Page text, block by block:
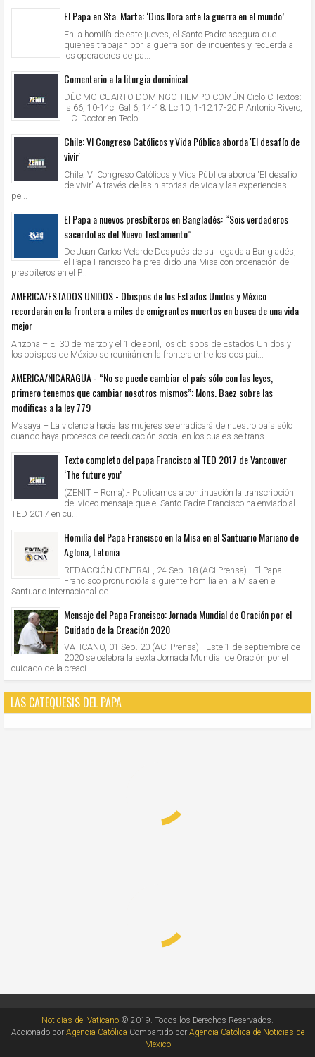
El Papa en Sta. Marta: ‘Dios llora ante la guerra en el mundo’
En la homilía de este jueves, el Santo Padre asegura que
quienes trabajan por la guerra son delincuentes y recuerda a
los operadores de pa...
Comentario a la liturgia dominical
DÉCIMO CUARTO DOMINGO TIEMPO COMÚN Ciclo C Textos:
Is 66, 10-14c; Gal 6, 14-18; Lc 10, 1-12.17-20 P. Antonio Rivero,
L.C. Doctor en Teolo...
Chile: VI Congreso Católicos y Vida Pública aborda 'El desafío de
vivir'
Chile: VI Congreso Católicos y Vida Pública aborda 'El desafío
de vivir' A través de las historias de vida y las experiencias
pe...
El Papa a nuevos presbíteros en Bangladés: “Sois verdaderos
sacerdotes del Nuevo Testamento”
De Juan Carlos Velarde Después de su llegada a Bangladés,
el Papa Francisco ha presidido una Misa con ordenación de
presbíteros en el P...
AMERICA/ESTADOS UNIDOS - Obispos de los Estados Unidos y México
recordarán en la frontera a miles de emigrantes muertos en busca de una vida
mejor
Arizona – El 30 de marzo y el 1 de abril, los obispos de Estados Unidos y
los obispos de México se reunirán en la frontera entre los dos paí...
AMERICA/NICARAGUA - “No se puede cambiar el país sólo con las leyes,
primero tenemos que cambiar nosotros mismos”: Mons. Baez sobre las
modificas a la ley 779
Masaya – La violencia hacia las mujeres se erradicará de nuestro país sólo
cuando haya procesos de reeducación social en los cuales se trans...
Texto completo del papa Francisco al TED 2017 de Vancouver
‘The future you’
(ZENIT – Roma).- Publicamos a continuación la transcripción
del vídeo mensaje que el Santo Padre Francisco ha enviado al
TED 2017 en cu...
Homilía del Papa Francisco en la Misa en el Santuario Mariano de
Aglona, Letonia
REDACCIÓN CENTRAL, 24 Sep. 18 (ACI Prensa).- El Papa
Francisco pronunció la siguiente homilía en la Misa en el
Santuario Internacional de...
Mensaje del Papa Francisco: Jornada Mundial de Oración por el
Cuidado de la Creación 2020
VATICANO, 01 Sep. 20 (ACI Prensa).- Este 1 de septiembre de
2020 se celebra la sexta Jornada Mundial de Oración por el
cuidado de la creaci...
LAS CATEQUESIS DEL PAPA
Noticias del Vaticano © 2019. Todos los Derechos Reservados.
Accionado por Agencia Católica Compartido por Agencia Católica de Noticias de
México